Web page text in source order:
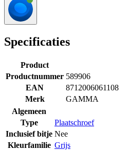
Specificaties
Product
Productnummer 589906
EAN
8712006061108
Merk
GAMMA
Algemeen
Type
Plaatschroef
Inclusief bitje Nee
Kleurfamilie Grijs